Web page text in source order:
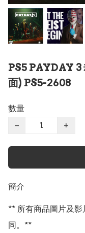
PS5 PAYDAY 3
面) PS5-2608
數量
−
+
簡介
** 所有商品圖片及
同。**